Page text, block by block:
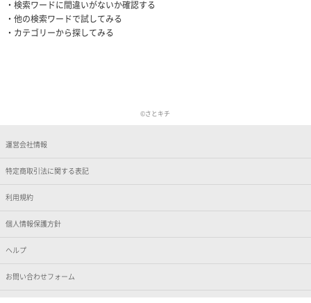
検索ワードに間違いがないか確認する
他の検索ワードで試してみる
カテゴリーから探してみる
©さとキチ
運営会社情報
特定商取引法に関する表記
利用規約
個人情報保護方針
ヘルプ
お問い合わせフォーム